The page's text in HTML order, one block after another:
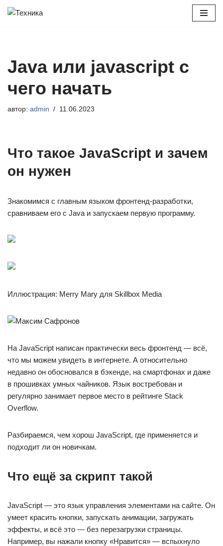
Java или javascript с
чего начать
автор: admin 11.06.2023
Что такое JavaScript и зачем
он нужен
Знакомимся с главным языком фронтенд-разработки,
сравниваем его с Java и запускаем первую программу.
Иллюстрация: Merry Mary для Skillbox Media
На JavaScript написан практически весь фронтенд — всё,
что мы можем увидеть в интернете. А относительно
недавно он обосновался в бэкенде, на смартфонах и даже
в прошивках умных чайников. Язык востребован и
регулярно занимает первое место в рейтинге Stack
Overflow.
Разбираемся, чем хорош JavaScript, где применяется и
подходит ли он новичкам.
Что ещё за скрипт такой
JavaScript — это язык управления элементами на сайте. Он
умеет красить кнопки, запускать анимации, загружать
эффекты, и всё это — без перезагрузки страницы.
Например, вы нажали кнопку «Нравится» — вспыхнуло